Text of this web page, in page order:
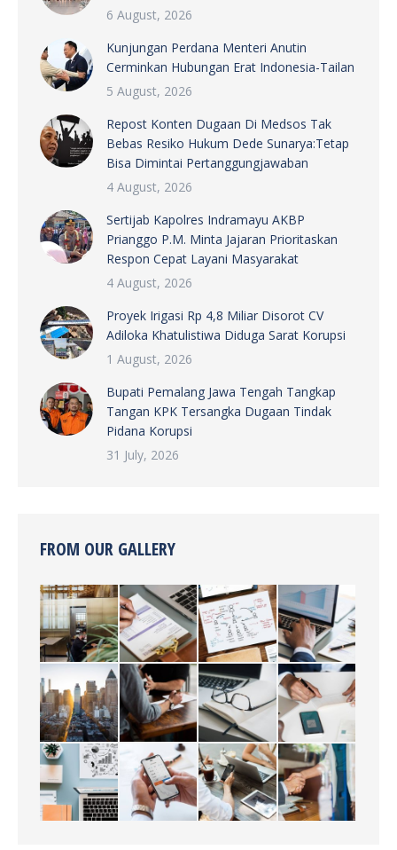
6 August, 2026
Kunjungan Perdana Menteri Anutin
Cerminkan Hubungan Erat Indonesia-Tailan
5 August, 2026
Repost Konten Dugaan Di Medsos Tak
Bebas Resiko Hukum Dede Sunarya:Tetap
Bisa Dimintai Pertanggungjawaban
4 August, 2026
Sertijab Kapolres Indramayu AKBP
Prianggo P.M. Minta Jajaran Prioritaskan
Respon Cepat Layani Masyarakat
4 August, 2026
Proyek Irigasi Rp 4,8 Miliar Disorot CV
Adiloka Khatulistiwa Diduga Sarat Korupsi
1 August, 2026
Bupati Pemalang Jawa Tengah Tangkap
Tangan KPK Tersangka Dugaan Tindak
Pidana Korupsi
31 July, 2026
FROM OUR GALLERY